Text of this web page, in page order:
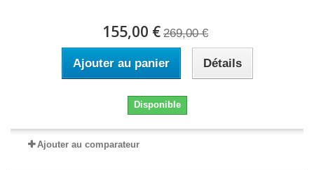
155,00 € 269,00 €
Ajouter au panier Détails
Disponible
Ajouter au comparateur